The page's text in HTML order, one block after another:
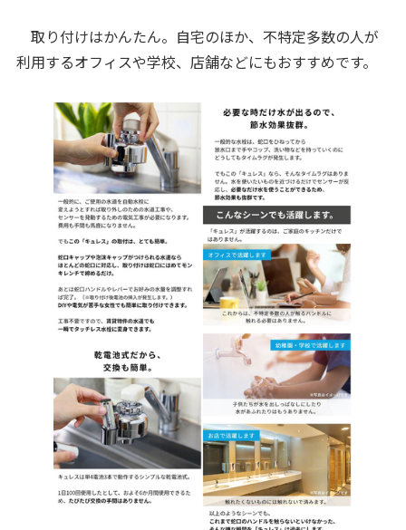
取り付けはかんたん。自宅のほか、不特定多数の人が
利用するオフィスや学校、店舗などにもおすすめです。